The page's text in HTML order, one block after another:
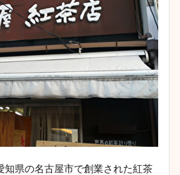
知県の名古屋市で創業された紅茶